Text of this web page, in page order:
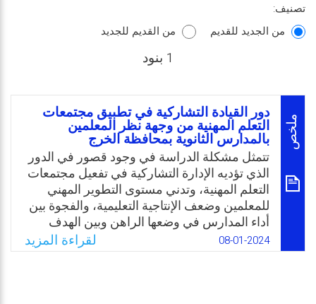
تصنيف:
من الجديد للقديم
من القديم للجديد
1 بنود
ملخص
دور القيادة التشاركية في تطبيق مجتمعات
التعلم المهنية من وجهة نظر المعلمين
بالمدارس الثانوية بمحافظة الخرج
تتمثل مشكلة الدراسة في وجود قصور في الدور
الذي تؤديه الإدارة التشاركية في تفعيل مجتمعات
التعلم المهنية، وتدني مستوى التطوير المهني
للمعلمين وضعف الإنتاجية التعليمية، والفجوة بين
أداء المدارس في وضعها الراهن وبين الهدف
المنشود منها في تفعيل مجتمعات التعلم المهني.
بالإضافة إلى القصور الواضح في الدور الذي تؤديه
08-01-2024 لقراءة المزيد